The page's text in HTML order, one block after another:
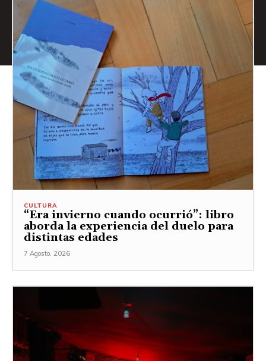
CULTURA
“Era invierno cuando ocurrió”: libro
aborda la experiencia del duelo para
distintas edades
7 Agosto, 2026